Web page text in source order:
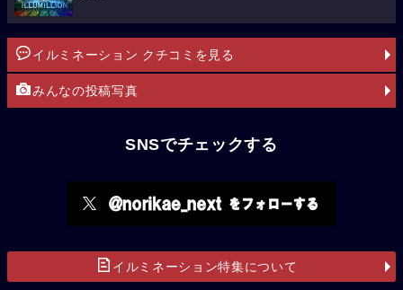
イルミネーション クチコミを見る
みんなの投稿写真
SNSでチェックする
イルミネーション特集について